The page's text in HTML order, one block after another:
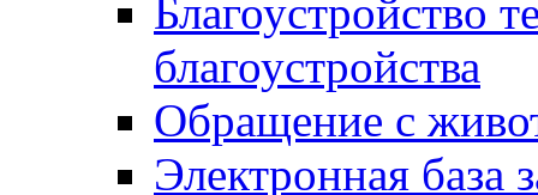
Благоустройство
благоустройства
Обращение с
Электронная база